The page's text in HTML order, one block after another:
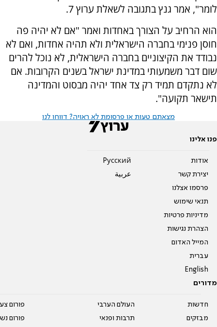
לומר", אמר גנץ בתגובה לשאלת ערוץ 7.
הוא הרחיב על הצורך באחדות ואמר "אם לא יהיה פה
חוסן פנימי בחברה הישראלית ולא תהיה אחדות, ואם לא
נבודד את הקיצוניים בחברה הישראלית, לא נוכל להרים
שום דבר משמעותי במדינת ישראל בשנים הקרובות. אם
לא נתקדם תמיד רק צד אחד יהיה מבסוט והמדינה
תישאר תקועה".
מצאתם טעות או פרסומת לא ראויה? דווחו לנו
פנו אלינו
אודות
יצירת קשר
פרסמו אצלנו
תנאי שימוש
מדיניות פרטיות
הצהרת נגישות
המייל האדום
עברית
English
Pусский
عربية
מדורים
חדשות
מבזקים
העולם הערבי
תרבות ופנאי
פורום
פורום